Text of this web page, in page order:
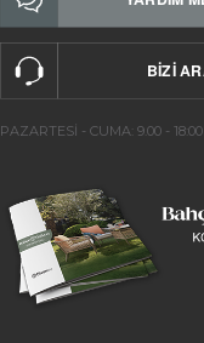
PAZARTESİ - CUMA: 9.00 - 18:00